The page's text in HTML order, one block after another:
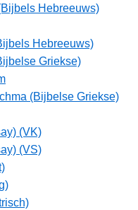
Hebreeuws)
Hebreeuws)
Griekse)
(Bijbelse Griekse)
(VK)
(VS)